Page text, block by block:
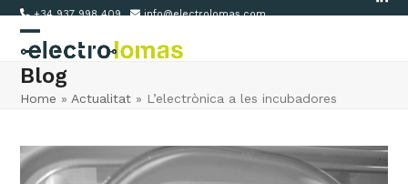
Skip
content
+34 937 998 409 info@electrolomas.com
Open
mobile
Close
mobile
Blog
Home » Actualitat » L’electrònica a les incubadores